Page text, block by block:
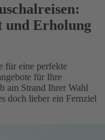
und Erholung
für eine perfekte
für Ihre
am Strand Ihrer Wahl
doch lieber ein Fernziel